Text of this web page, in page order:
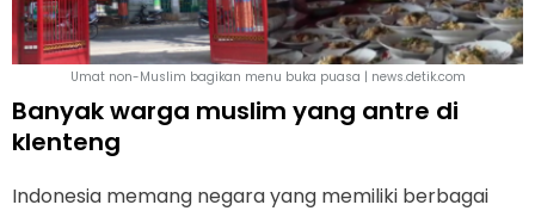
Umat non-Muslim bagikan menu buka puasa | news.detik.com
Banyak warga muslim yang antre di
klenteng
Indonesia memang negara yang memiliki berbagai